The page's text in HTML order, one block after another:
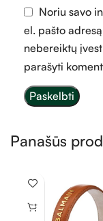
Noriu savo
el. pašto
nebereiktų
parašyti
Panašūs